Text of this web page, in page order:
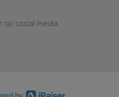
op social media